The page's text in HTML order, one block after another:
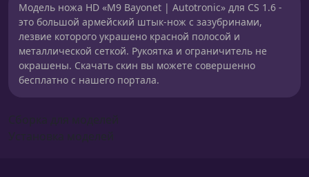
Модель ножа HD «M9 Bayonet | Autotronic» для CS 1.6 -
это большой армейский штык-нож с зазубринами,
лезвие которого украшено красной полосой и
металлической сеткой. Рукоятка и ограничитель не
окрашены. Скачать скин вы можете совершенно
бесплатно с нашего портала.